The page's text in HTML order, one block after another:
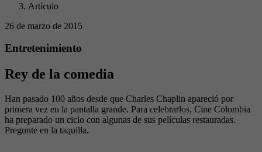
Artículo
26 de marzo de 2015
Entretenimiento
Rey de la comedia
Han pasado 100 años desde que Charles Chaplin apareció por
primera vez en la pantalla grande. Para celebrarlos, Cine Colombia
ha preparado un ciclo con algunas de sus películas restauradas.
Pregunte en la taquilla.